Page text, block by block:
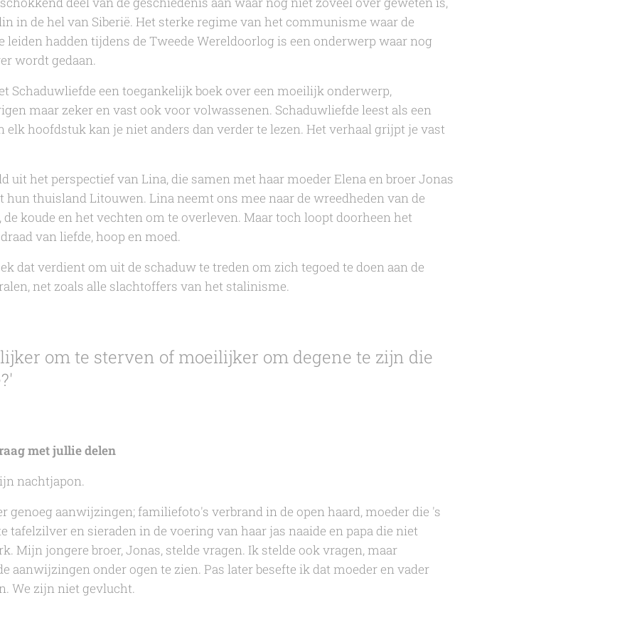
in de hel van Siberië. Het sterke regime van het communisme waar de
leiden hadden tijdens de Tweede Wereldoorlog is een onderwerp waar nog
wordt gedaan.
Schaduwliefde een toegankelijk boek over een moeilijk onderwerp,
maar zeker en vast ook voor volwassenen. Schaduwliefde leest als een
elk hoofdstuk kan je niet anders dan verder te lezen. Het verhaal grijpt je vast
uit het perspectief van Lina, die samen met haar moeder Elena en broer Jonas
hun thuisland Litouwen. Lina neemt ons mee naar de wreedheden van de
koude en het vechten om te overleven. Maar toch loopt doorheen het
van liefde, hoop en moed.
dat verdient om uit de schaduw te treden om zich tegoed te doen aan de
net zoals alle slachtoffers van het stalinisme.
om te sterven of moeilijker om degene te zijn die
met jullie delen
nachtjapon.
genoeg aanwijzingen; familiefoto's verbrand in de open haard, moeder die 's
tafelzilver en sieraden in de voering van haar jas naaide en papa die niet
Mijn jongere broer, Jonas, stelde vragen. Ik stelde ook vragen, maar
aanwijzingen onder ogen te zien. Pas later besefte ik dat moeder en vader
We zijn niet gevlucht.